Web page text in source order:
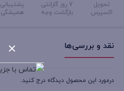
تحویل
اکسپرس
7 روز گارانتی
بازگشت وجه
پشتیبانی
همیشگی
نقد و بررسی‌ها
درمورد این محصول دیدگاه درج کنید.